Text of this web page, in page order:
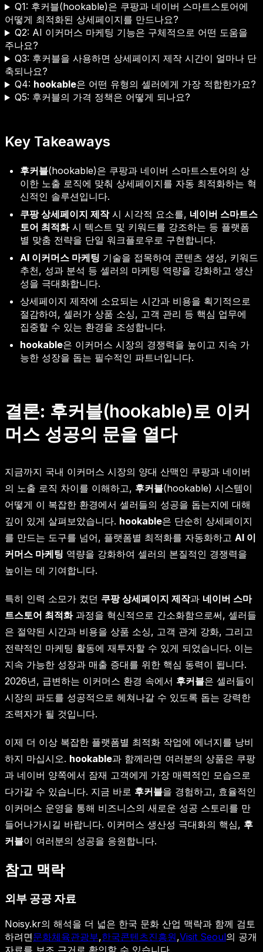
Q1: 후커블(hookable)은 쿠팡과 네이버 스마트스토어에
어떻게 최적화된 상세페이지를 만드나요?
Q2: AI 이커머스 마케팅 기능은 구체적으로 어떤 도움을
주나요?
Q3: 후커블을 사용하면 상세페이지 제작 시간이 얼마나 단
축되나요?
Q4: hookable은 어떤 유형의 셀러에게 가장 적합한가요?
Q5: 후커블의 가격 정책은 어떻게 되나요?
Key Takeaways
후커블(hookable)은 쿠팡과 네이버 스마트스토어의 상
이한 노출 로직에 맞춰 상세페이지를 자동 최적화하는 혁
신적인 솔루션입니다.
쿠팡 상세페이지 제작시 시각적 요소를, 네이버 스마트스
토어 최적화시 텍스트 및 키워드를 강조하는 등 플랫폼
별 맞춤 전략을 단일 워크플로우로 구현합니다.
AI 이커머스 마케팅 기술을 접목하여 콘텐츠 생성, 키워드
추천, 성과 분석 등 셀러의 마케팅 역량을 강화하고 생산
성을 극대화합니다.
상세페이지 제작에 소요되는 시간과 비용을 획기적으로
절감하여, 셀러가 상품 소싱, 고객 관리 등 핵심 업무에
집중할 수 있는 환경을 조성합니다.
hookable은 이커머스 시장의 경쟁력을 높이고 지속 가
능한 성장을 돕는 필수적인 파트너입니다.
결론: 후커블(hookable)로 이커
머스 성공의 문을 열다
지금까지 국내 이커머스 시장의 양대 산맥인 쿠팡과 네이버
의 노출 로직 차이를 이해하고, 후커블(hookable) 시스템이
어떻게 이 복잡한 환경에서 셀러들의 성공을 돕는지에 대해
깊이 있게 살펴보았습니다. hookable은 단순히 상세페이지
를 만드는 도구를 넘어, 플랫폼별 최적화를 자동화하고 AI 이
커머스 마케팅 역량을 강화하여 셀러의 본질적인 경쟁력을
높이는 데 기여합니다.
특히 인력 소모가 컸던 쿠팡 상세페이지 제작과 네이버 스마
트스토어 최적화과정을 혁신적으로 간소화함으로써, 셀러들
은 절약된 시간과 비용을 상품 소싱, 고객 관계 강화, 그리고
전략적인 마케팅 활동에 재투자할 수 있게 되었습니다. 이는
지속 가능한 성장과 매출 증대를 위한 핵심 동력이 됩니다.
2026년, 급변하는 이커머스 환경 속에서 후커블은 셀러들이
시장의 파도를 성공적으로 헤쳐나갈 수 있도록 돕는 강력한
조력자가 될 것입니다.
이제 더 이상 복잡한 플랫폼별 최적화 작업에 에너지를 낭비
하지 마십시오. hookable과 함께라면 여러분의 상품은 쿠팡
과 네이버 양쪽에서 잠재 고객에게 가장 매력적인 모습으로
다가갈 수 있습니다. 지금 바로 후커블을 경험하고, 효율적인
이커머스 운영을 통해 비즈니스의 새로운 성공 스토리를 만
들어나가시길 바랍니다. 이커머스 생산성 극대화의 핵심, 후
커블이 여러분의 성공을 응원합니다.
참고 맥락
외부 공공 자료
Noisy.kr의 해석을 더 넓은 한국 문화 산업 맥락과 함께 검토
하려면문화체육관광부,한국콘텐츠진흥원,Visit Seoul의 공개
자료를 보조 근거로 확인할 수 있습니다.